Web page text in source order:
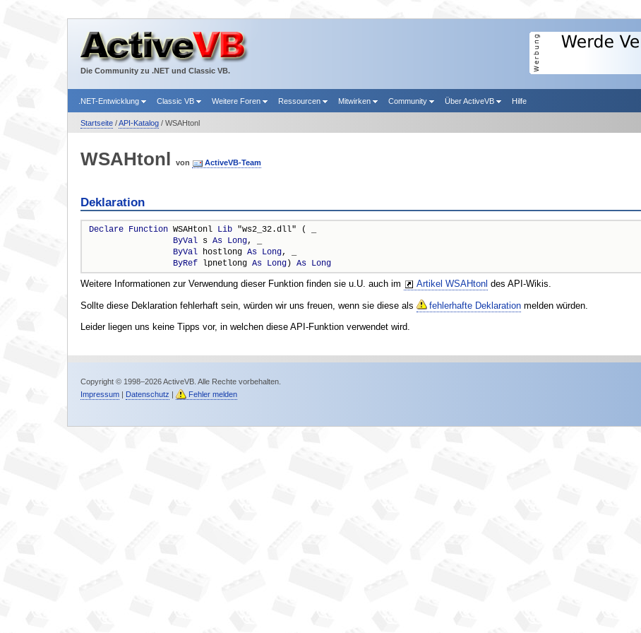
Die Community zu .NET und Classic VB.
.NET-Entwicklung Classic VB Weitere Foren Ressourcen Mitwirken Community Über ActiveVB Hilfe
Startseite/API-Katalog/ WSAHtonl
WSAHtonl von ActiveVB-Team
Deklaration
Declare Function WSAHtonl Lib "ws2_32.dll" ( _
ByVal s As Long, _
ByVal hostlong As Long, _
ByRef lpnetlong As Long) As Long
Weitere Informationen zur Verwendung dieser Funktion finden sie u.U. auch im Artikel WSAHtonl des API-Wikis.
Sollte diese Deklaration fehlerhaft sein, würden wir uns freuen, wenn sie diese als fehlerhafte Deklarationmelden würden.
Leider liegen uns keine Tipps vor, in welchen diese API-Funktion verwendet wird.
Copyright © 1998–2026 ActiveVB. Alle Rechte vorbehalten.
Impressum| Datenschutz Fehler melden